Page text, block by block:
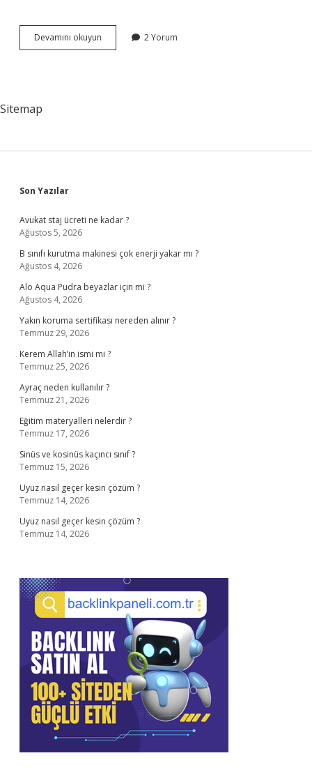
Devamını okuyun
Taban
2 Yorum
Sitemap
Sidebar
Son Yazılar
Avukat staj ücreti ne kadar ?
Ağustos 5, 2026
B sınıfı kurutma makinesi çok enerji yakar mı ?
Ağustos 4, 2026
Alo Aqua Pudra beyazlar için mi ?
Ağustos 4, 2026
Yakın koruma sertifikası nereden alınır ?
Temmuz 29, 2026
Kerem Allah’ın ismi mi ?
Temmuz 25, 2026
Ayraç neden kullanılır ?
Temmuz 21, 2026
Eğitim materyalleri nelerdir ?
Temmuz 17, 2026
Sinüs ve kosinüs kaçıncı sınıf ?
Temmuz 15, 2026
Uyuz nasıl geçer kesin çözüm ?
Temmuz 14, 2026
Uyuz nasıl geçer kesin çözüm ?
Temmuz 14, 2026